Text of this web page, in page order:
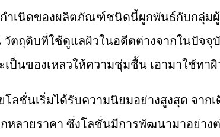
ำเนิดของผลิตภัณฑ์ชนิดนี้ผูกพันธ์กับกลุ่ม
ตถุดิบที่ใช้ดูแลผิวในอดีตต่างจากในปัจ
นของเหลวให้ความชุ่มชื้น เอามาใช้ทา
ลชั่นเริ่มได้รับความนิยมอย่างสูงสุด จา
ลายราคา ซึ่งโลชั่นมีการพัฒนามาอย่าง